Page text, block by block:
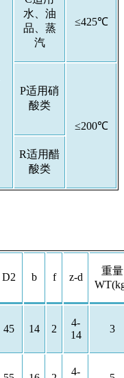
水、油
品、蒸
汽
≤425℃
P适用硝
酸类
≤200℃
R适用醋
酸类
D2 b f z-d
重量
45 14 2
4-
14
3
4-